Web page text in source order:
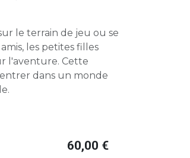
le terrain de jeu ou se
les petites filles
l'aventure. Cette
dans un monde
60,00 €